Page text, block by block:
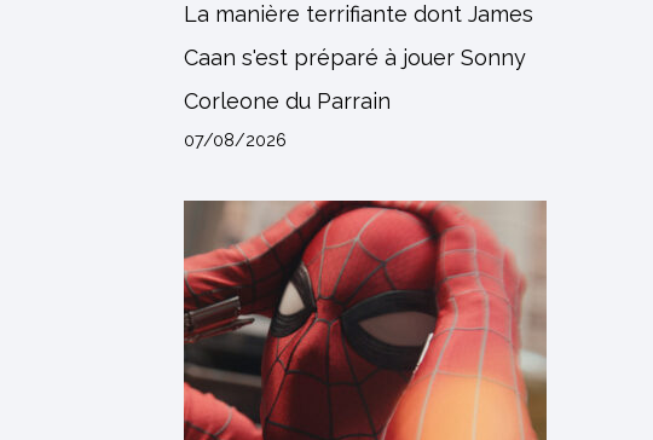
La manière terrifiante dont James
Caan s'est préparé à jouer Sonny
Corleone du Parrain
07/08/2026